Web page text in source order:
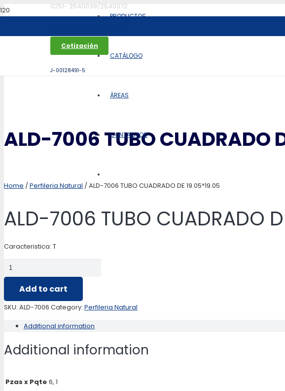
0251- 2640039/2640072
Cotización
J-00128491-5
PRODUCTOS
CATÁLOGO
ÁREAS
CONTACTOS
ALD-7006 TUBO CUADRADO
Home /Perfileria Natural / ALD-7006 TUBO CUADRADO DE 19.05*19.05
ALD-7006 TUBO CUADRADO
Caracteristica: T
ALD-
7006
TUBO
CUADRADO
19.05*19.05
Add to cart
SKU: ALD-7006 Category: Perfileria Natural
Additional information
Additional information
Pzas x Pqte 6, 1